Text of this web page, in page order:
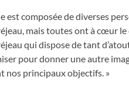
composée de diverses
mais toutes ont à cœur
qui dispose de tant
pour donner une autre
nos principaux objectifs. »